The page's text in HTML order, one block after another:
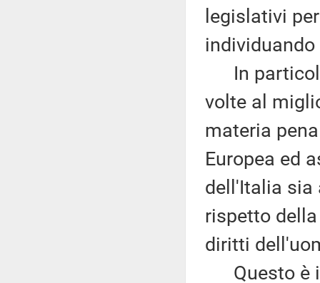
legislativi
In
volte al
materia
Europea ed
dell'Italia sia
rispetto
diritti
Questo è il